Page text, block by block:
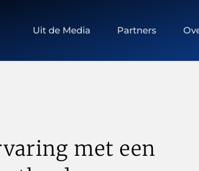
Uit de Media Partners
met een